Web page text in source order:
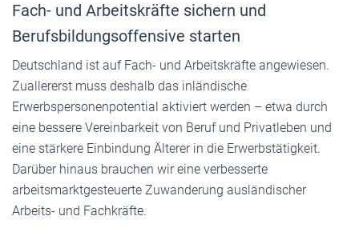
Fach- und Arbeitskräfte sichern und
Berufsbildungsoffensive starten
Deutschland ist auf Fach- und Arbeitskräfte angewiesen.
Zuallererst muss deshalb das inländische
Erwerbspersonenpotential aktiviert werden – etwa durch
eine bessere Vereinbarkeit von Beruf und Privatleben und
eine stärkere Einbindung Älterer in die Erwerbstätigkeit.
Darüber hinaus brauchen wir eine verbesserte
arbeitsmarktgesteuerte Zuwanderung ausländischer
Arbeits- und Fachkräfte.